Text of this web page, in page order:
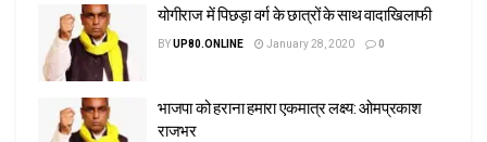
योगीराज में पिछड़ा वर्ग के छात्रों के साथ वादाखिलाफी
BYUP80.ONLINE January 28, 2020 0
भाजपा को हराना हमारा एकमात्र लक्ष्य: ओमप्रकाश
राजभर